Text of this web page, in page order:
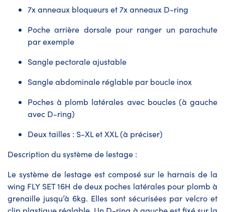
7x anneaux bloqueurs et 7x anneaux D-ring
Poche arrière dorsale pour ranger un parachute
par exemple
Sangle pectorale ajustable
Sangle abdominale réglable par boucle inox
Poches à plomb latérales avec boucles (à gauche
avec D-ring)
Deux tailles : S-XL et XXL (à préciser)
Description du système de lestage :
Le système de lestage est composé sur le harnais de la
wing FLY SET 16H de deux poches latérales pour plomb à
grenaille jusqu’à 6kg. Elles sont sécurisées par velcro et